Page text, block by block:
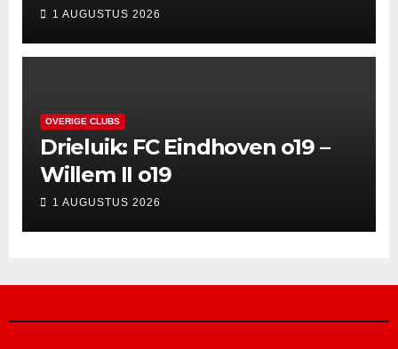
1 AUGUSTUS 2026
OVERIGE CLUBS
Drieluik: FC Eindhoven o19 –
Willem II o19
1 AUGUSTUS 2026